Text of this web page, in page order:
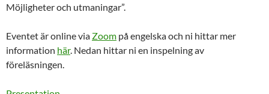
Möjligheter och utmaningar”.
Eventet är online via Zoom på engelska och ni hittar mer
information här. Nedan hittar ni en inspelning av
föreläsningen.